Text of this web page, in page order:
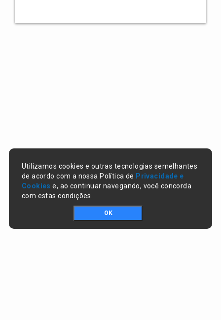
Utilizamos cookies e outras tecnologias semelhantes
de acordo com a nossa Política de Privacidade e
Cookies e, ao continuar navegando, você concorda
com estas condições.
OK